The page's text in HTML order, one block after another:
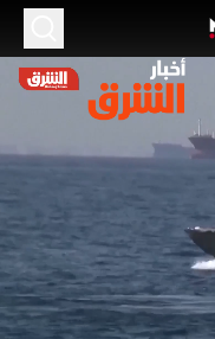
00:12/52:59
التفاهم.. وخلاف
هرمز، اتهم مستشار
التسوية، فيما أعلن الحرس